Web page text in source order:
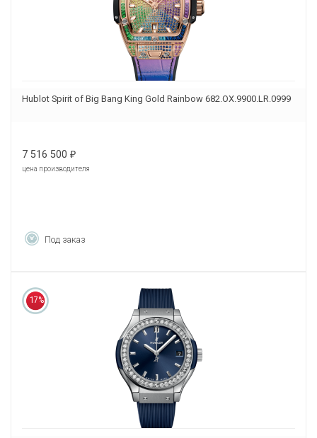
Hublot Spirit of Big Bang King Gold Rainbow 682.OX.9900.LR.0999
7 516 500 ₽
цена производителя
Под заказ
17%